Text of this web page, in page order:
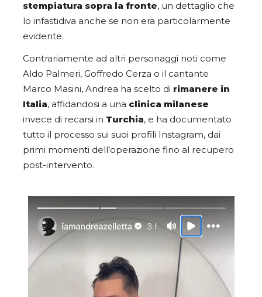
stempiatura sopra la fronte, un dettaglio che
lo infastidiva anche se non era particolarmente
evidente.
Contrariamente ad altri personaggi noti come
Aldo Palmeri, Goffredo Cerza o il cantante
Marco Masini, Andrea ha scelto di rimanere in
Italia, affidandosi a una clinica milanese
invece di recarsi in Turchia, e ha documentato
tutto il processo sui suoi profili Instagram, dai
primi momenti dell’operazione fino al recupero
post-intervento.